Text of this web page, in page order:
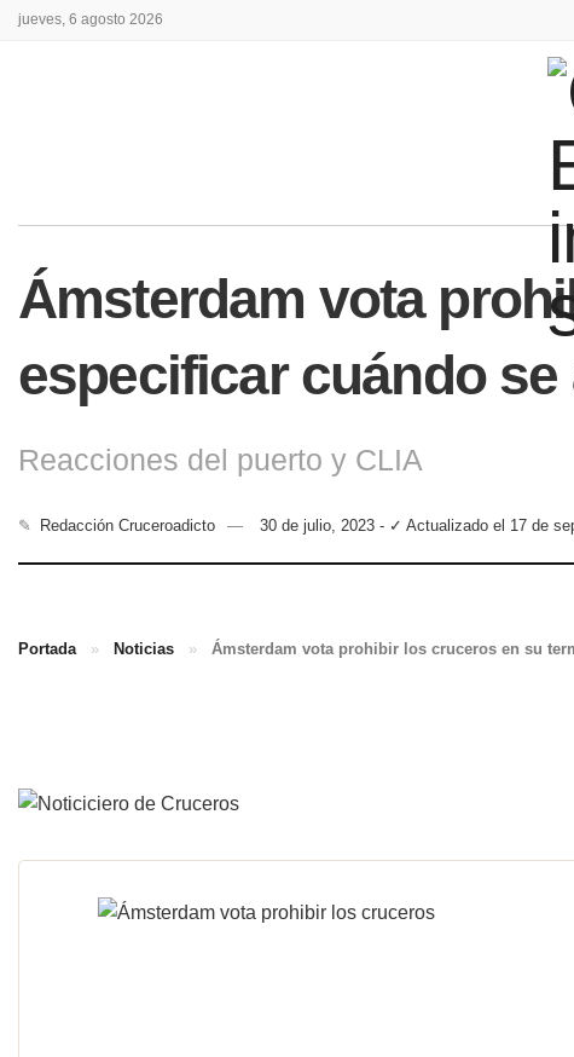
jueves, 6 agosto 2026
Ámsterdam vota
especificar cuándo se
Reacciones del puerto y CLIA
✎ Redacción Cruceroadicto 30 de julio, 2023 - ✓ Actualizado el 17 de
Portada » Noticias » Ámsterdam vota prohibir los cruceros en su